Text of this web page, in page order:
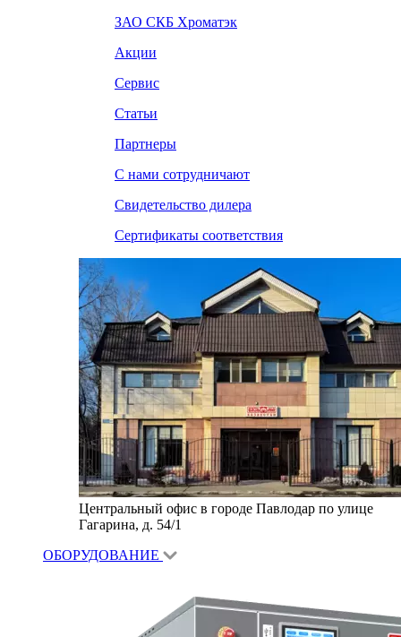
ЗАО СКБ Хроматэк
Акции
Сервис
Статьи
Партнеры
С нами сотрудничают
Свидетельство дилера
Сертификаты соответствия
Центральный офис в городе Павлодар по улице
Гагарина, д. 54/1
ОБОРУДОВАНИЕ